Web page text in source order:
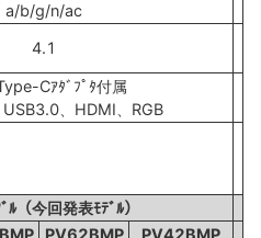
a/b/g/n/ac
4.1
Cｱﾀﾞﾌﾟﾀ付属
、HDMI、RGB
ﾙ（今回発表ﾓﾃﾞﾙ）
PV62BMP
PV42BMP